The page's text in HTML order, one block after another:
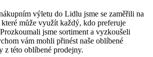
výletu‍ do Lidlu jsme se zaměřili na
může využít každý,⁣ kdo preferuje
jsme sortiment a vyzkoušeli
vám mohli přinést naše oblíbené
z této oblíbené​ prodejny.